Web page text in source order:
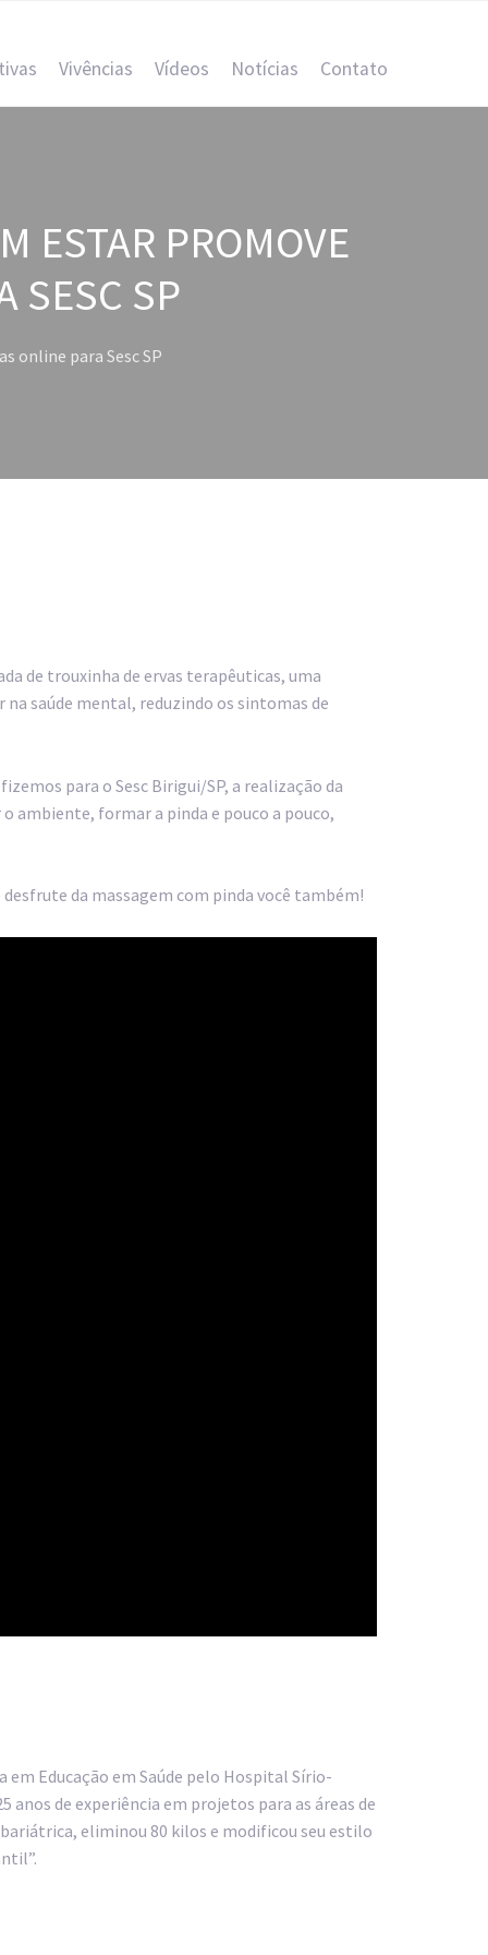
Vivências Vídeos Notícias Contato
ESTAR PROMOVE
SESC SP
online para Sesc SP
de trouxinha de ervas terapêuticas, uma
saúde mental, reduzindo os sintomas de
para o Sesc Birigui/SP, a realização da
ambiente, formar a pinda e pouco a pouco,
da massagem com pinda você também!
em Educação em Saúde pelo Hospital Sírio-
de experiência em projetos para as áreas de
eliminou 80 kilos e modificou seu estilo